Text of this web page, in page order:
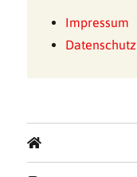
Impressum
Datenschutz